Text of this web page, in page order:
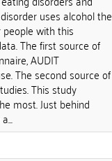
uses alcohol the
with this
The first source of
AUDIT
The second source of
This study
most. Just behind